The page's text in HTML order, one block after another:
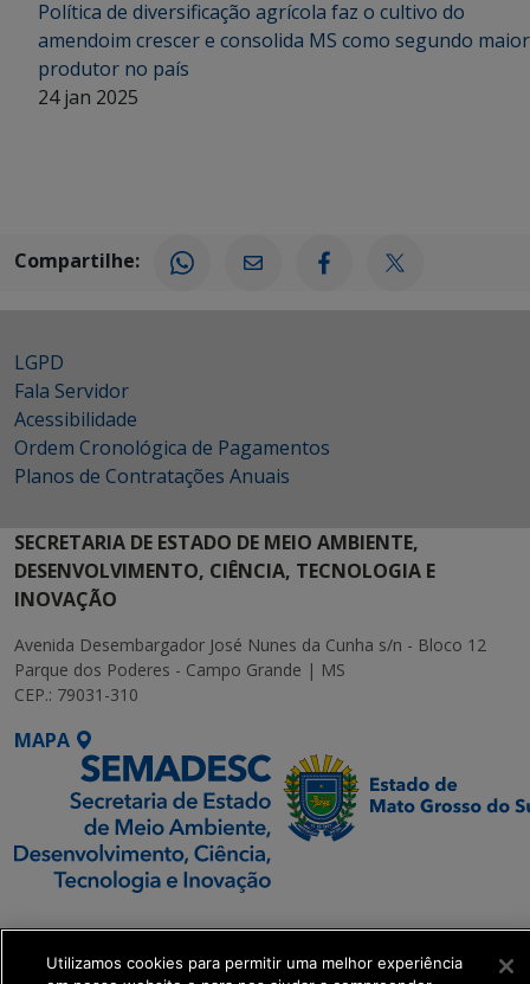
Política de diversificação agrícola faz o cultivo do
amendoim crescer e consolida MS como segundo maior
produtor no país
24 jan 2025
Compartilhe:
LGPD
Fala Servidor
Acessibilidade
Ordem Cronológica de Pagamentos
Planos de Contratações Anuais
SECRETARIA DE ESTADO DE MEIO AMBIENTE,
DESENVOLVIMENTO, CIÊNCIA, TECNOLOGIA E
INOVAÇÃO
Avenida Desembargador José Nunes da Cunha s/n - Bloco 12
Parque dos Poderes - Campo Grande | MS
CEP.: 79031-310
MAPA
SETDIG | Secretaria-
Executiva de
Utilizamos cookies para permitir uma melhor experiência